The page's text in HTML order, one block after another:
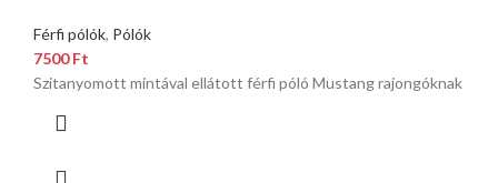
Férfi pólók, Pólók
7500Ft
Szitanyomott mintával ellátott férfi póló Mustang rajongóknak